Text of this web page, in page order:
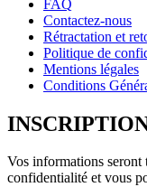
FAQ
Contactez-nous
Rétractation et
Politique de
Mentions légales
Conditions
Vos informations seront
confidentialité et vous